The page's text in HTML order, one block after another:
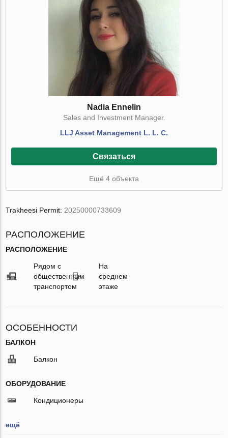
Nadia Ennelin
Sales and Investment Manager.
LLJ Asset Management L. L. C.
Связаться
Ещё 4 объекта
Trakheesi Permit: 20250000733609
РАСПОЛОЖЕНИЕ
РАСПОЛОЖЕНИЕ
Рядом с
общественным
транспортом
На
среднем
этаже
ОСОБЕННОСТИ
БАЛКОН
Балкон
ОБОРУДОВАНИЕ
Кондиционеры
ещё